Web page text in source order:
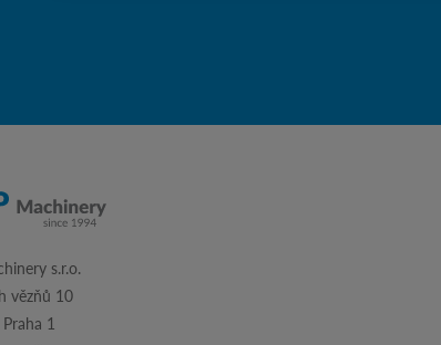
s.r.o.
vězňů 10
1